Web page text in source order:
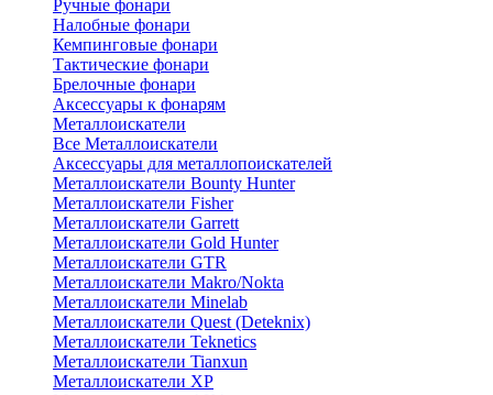
Ручные фонари
Налобные фонари
Кемпинговые фонари
Тактические фонари
Брелочные фонари
Аксессуары к фонарям
Металлоискатели
Все Металлоискатели
Аксессуары для металлопоискателей
Металлоискатели Bounty Hunter
Металлоискатели Fisher
Металлоискатели Garrett
Металлоискатели Gold Hunter
Металлоискатели GTR
Металлоискатели Makro/Nokta
Металлоискатели Minelab
Металлоискатели Quest (Deteknix)
Металлоискатели Teknetics
Металлоискатели Tianxun
Металлоискатели XP